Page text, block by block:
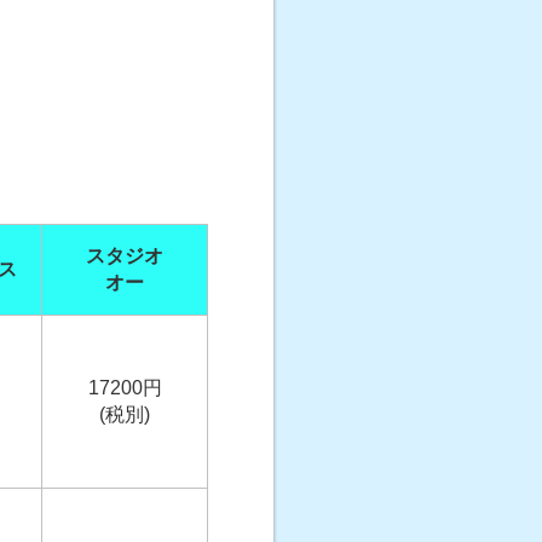
スタジオ
オー
17200円
(税別)